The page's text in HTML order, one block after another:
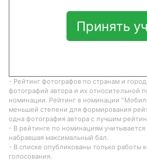
Принять
- Рейтинг фотографов по странам и
фотографий автора и их относительной
номинации. Рейтинг в номинации
меньшей степени для формирования
одна фотография автора с лучшим
- В рейтинге по номинациям
набравшая максимальный бал.
- В списке опубликованы только работы
голосования.